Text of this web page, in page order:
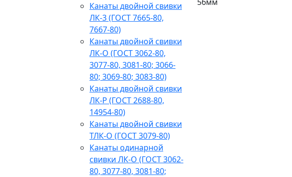
Канаты двойной свивки
ЛК-3 (ГОСТ 7665-80,
7667-80)
Канаты двойной свивки
ЛК-О (ГОСТ 3062-80,
3077-80, 3081-80; 3066-
80; 3069-80; 3083-80)
Канаты двойной свивки
ЛК-Р (ГОСТ 2688-80,
14954-80)
Канаты двойной свивки
ТЛК-О (ГОСТ 3079-80)
Канаты одинарной
свивки ЛК-О (ГОСТ 3062-
80, 3077-80, 3081-80;